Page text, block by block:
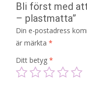
Bli först med
– plastmatta”
Din e-postadress
är märkta *
Ditt betyg *